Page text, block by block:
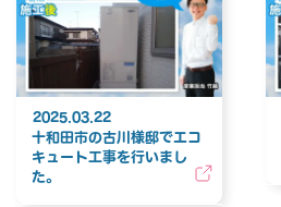
2025.03.22
十和田市の古川様邸でエコ
キュート工事を行いまし
た。